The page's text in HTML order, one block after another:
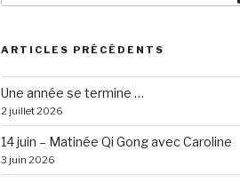
:
ARTICLES PRÉCÉDENTS
Une année se termine …
2 juillet 2026
14 juin – Matinée Qi Gong avec Caroline
3 juin 2026